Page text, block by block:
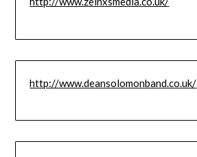
http://www.deansolomonband.co.uk/